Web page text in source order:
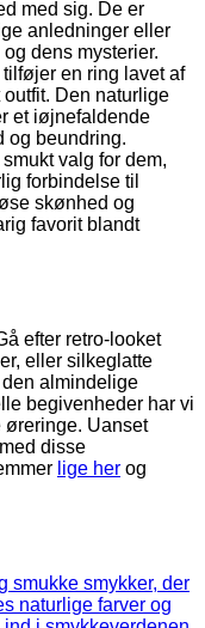
med sig. De er
anledninger eller
dens mysterier.
en ring lavet af
Den naturlige
et iøjnefaldende
og beundring.
valg for dem,
forbindelse til
skønhed og
favorit blandt
efter retro-looket
eller silkeglatte
almindelige
begivenheder har vi
øreringe. Uanset
disse
lige her og